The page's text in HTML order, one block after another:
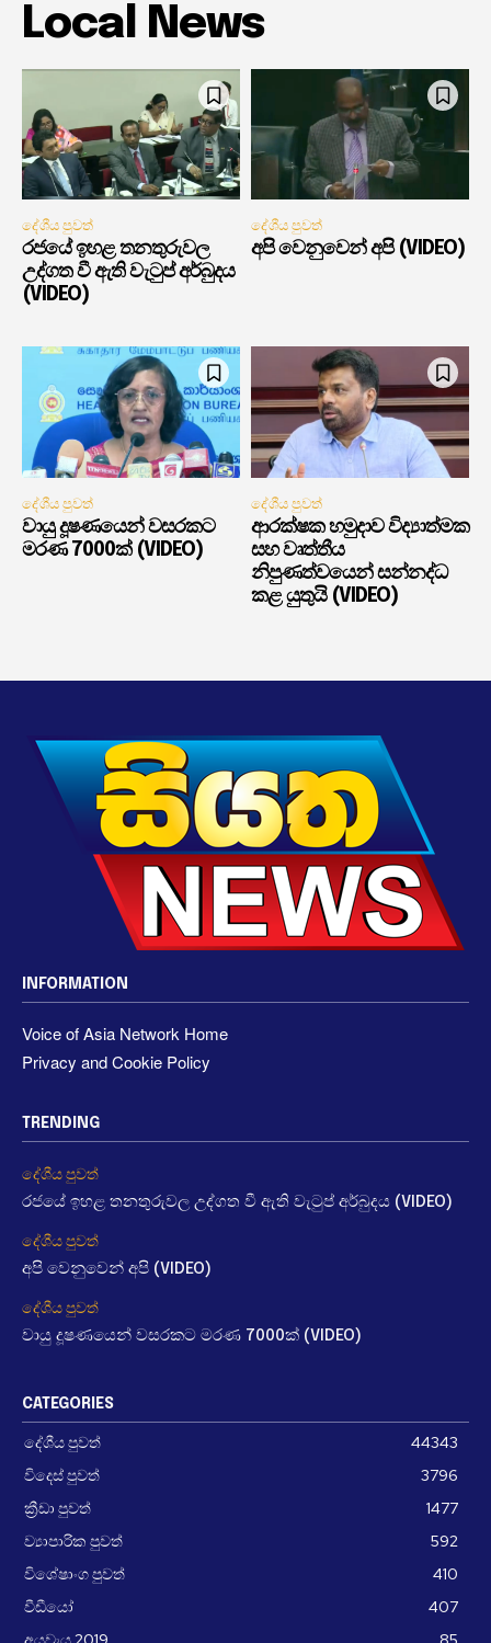
Local News
දේශීය පුවත්
රජයේ ඉහළ තනතුරුවල
උද්ගත වී ඇති වැටුප් අර්බුදය
(VIDEO)
දේශීය පුවත්
අපි වෙනුවෙන් අපි (VIDEO)
දේශීය පුවත්
වායු දූෂණයෙන් වසරකට
මරණ 7000ක් (VIDEO)
දේශීය පුවත්
ආරක්ෂක හමුදාව විද්‍යාත්මක
සහ වෘත්තීය
නිපුණත්වයෙන් සන්නද්ධ
කළ යුතුයි (VIDEO)
INFORMATION
Voice of Asia Network Home
Privacy and Cookie Policy
TRENDING
දේශීය පුවත්
රජයේ ඉහළ තනතුරුවල උද්ගත වී ඇති වැටුප් අර්බුදය (VIDEO)
දේශීය පුවත්
අපි වෙනුවෙන් අපි (VIDEO)
දේශීය පුවත්
වායු දූෂණයෙන් වසරකට මරණ 7000ක් (VIDEO)
CATEGORIES
දේශීය පුවත්
44343
විදෙස් පුවත්
3796
ක්‍රීඩා පුවත්
1477
ව්‍යාපාරික පුවත්
592
විශේෂාංග පුවත්
410
වීඩීයෝ
407